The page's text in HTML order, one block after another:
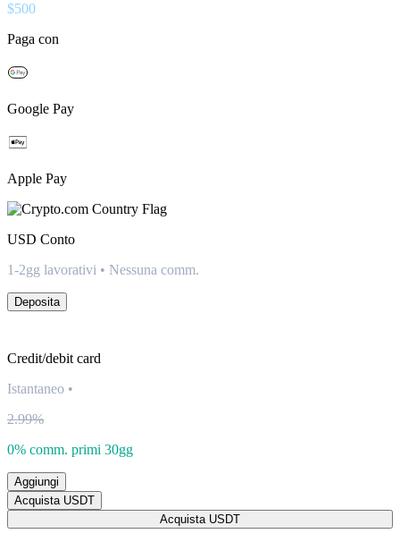
$500
Paga con
Google Pay
Apple Pay
USD Conto
1-2gg lavorativi • Nessuna comm.
Deposita
Credit/debit card
Istantaneo •
2.99%
0% comm. primi 30gg
Aggiungi
Acquista USDT
Acquista USDT